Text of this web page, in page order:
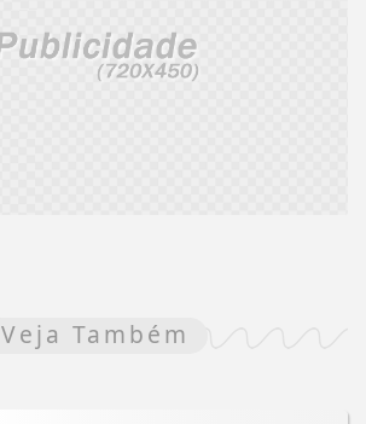
Veja Também